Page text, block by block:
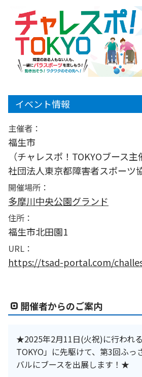
イベント情報
主催者：
福生市
（チャレスポ！TOKYOブース
社団法人東京都障害者スポーツ
開催場所：
多摩川中央公園グランド
住所：
福生市北田園1
URL：
https://tsad-portal.com/
開催者からのご案内
★2025年2月11日(火祝)に行われ
TOKYO」に先駆けて、第3回ふっ
バルにブースを出展します！★